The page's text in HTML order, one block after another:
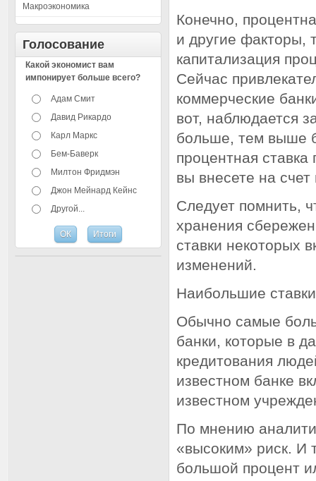
Макроэкономика
Голосование
Какой экономист вам
импонирует больше всего?
Адам Смит
Давид Рикардо
Карл Маркс
Бем-Баверк
Милтон Фридмэн
Джон Мейнард Кейнс
Другой...
Конечно,
и другие факторы,
капитализация
Сейчас
коммерческие
вот, наблюдается
больше, тем выше
процентная ставка
вы внесете на
Следует помнить,
хранения
ставки некоторых
изменений.
Наибольшие
Обычно самые
банки, которые в
кредитования
известном банке
известном
По мнению
«высоким» риск. И
большой процент